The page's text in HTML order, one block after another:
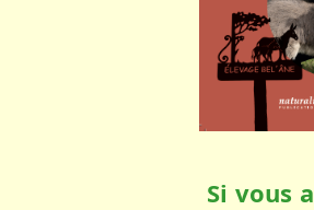
Si vous